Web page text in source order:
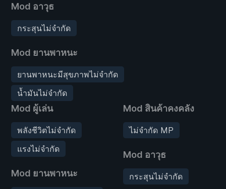
Mod อาวุธ
กระสุนไม่จำกัด
Mod ยานพาหนะ
ยานพาหนะมีสุขภาพไม่จำกัด
น้ำมันไม่จำกัด
Mod ผู้เล่น
พลังชีวิตไม่จำกัด
แรงไม่จำกัด
Mod ยานพาหนะ
Mod สินค้าคงคลัง
ไม่จำกัด MP
Mod อาวุธ
กระสุนไม่จำกัด